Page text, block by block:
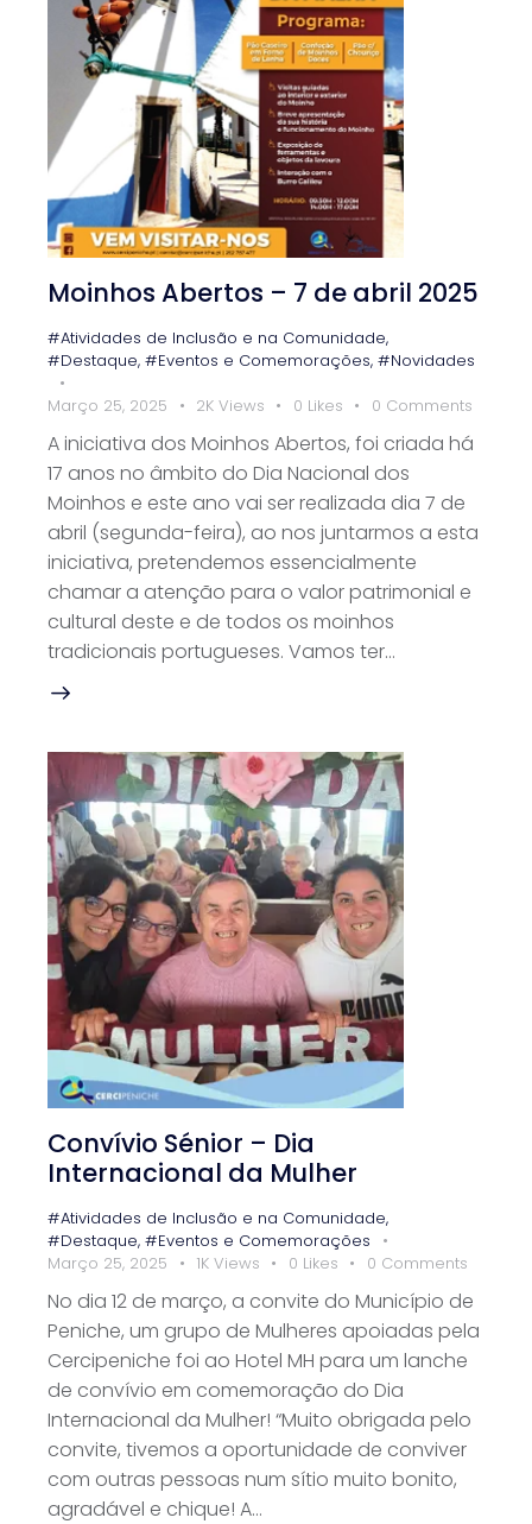
Moinhos Abertos – 7 de abril 2025
#Atividades de Inclusão e na Comunidade,
#Destaque, #Eventos e Comemorações, #Novidades
Março 25, 2025
2K Views 0 Likes 0 Comments
A iniciativa dos Moinhos Abertos, foi criada há
17 anos no âmbito do Dia Nacional dos
Moinhos e este ano vai ser realizada dia 7 de
abril (segunda-feira), ao nos juntarmos a esta
iniciativa, pretendemos essencialmente
chamar a atenção para o valor patrimonial e
cultural deste e de todos os moinhos
tradicionais portugueses. Vamos ter…
Convívio Sénior – Dia
Internacional da Mulher
#Atividades de Inclusão e na Comunidade,
#Destaque, #Eventos e Comemorações
Março 25, 2025
1K Views 0 Likes 0 Comments
No dia 12 de março, a convite do Município de
Peniche, um grupo de Mulheres apoiadas pela
Cercipeniche foi ao Hotel MH para um lanche
de convívio em comemoração do Dia
Internacional da Mulher! “Muito obrigada pelo
convite, tivemos a oportunidade de conviver
com outras pessoas num sítio muito bonito,
agradável e chique! A…